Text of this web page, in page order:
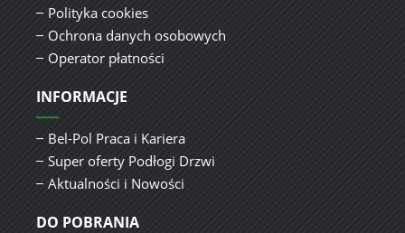
Polityka cookies
Ochrona danych osobowych
Operator płatności
INFORMACJE
Bel-Pol Praca i Kariera
Super oferty Podłogi Drzwi
Aktualności i Nowości
DO POBRANIA